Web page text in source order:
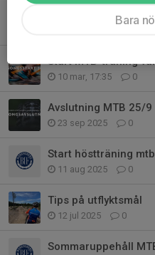
Ingen träning på
Start MTB-träning
10 mar, 17:35 0
Avslutning MTB 25/9
23 sep 2025 0
Start höstträning
11 aug 2025 0
Tips på utflyktsmål
12 jul 2025 0
Sommaruppehåll
Bara